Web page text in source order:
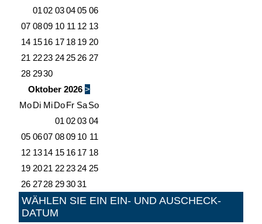
0102 03 0405 06
07 0809 10 11 12 13
14 1516 17 18 19 20
21 2223 24 25 26 27
28 2930
Oktober 2026 >
MoDi MiDoFr SaSo
01 0203 04
05 0607 08 09 10 11
12 1314 15 16 17 18
19 2021 22 23 24 25
26 2728 29 3031
WÄHLEN SIE EIN EIN- UND AUSCHECK-
DATUM